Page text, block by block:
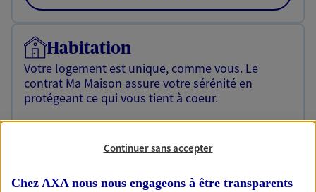
Habitation
Votre logement est unique, comme vous. Le
contrat Ma Maison assure votre sérénité en
protégeant ce qui vous tient à coeur.
Découvrir l'offre Habitation
OBTENIR UN TARIF EN LIGNE
Continuer sans accepter
Chez AXA nous nous engageons à être transparents